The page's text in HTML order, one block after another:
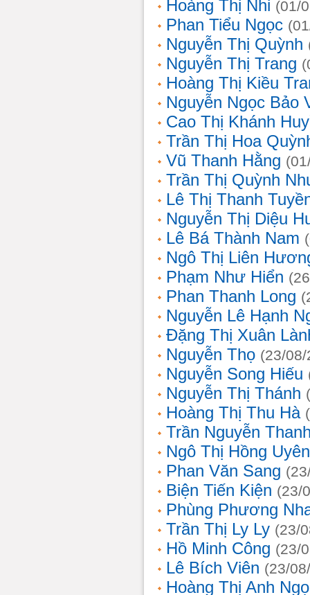
Hoàng Thị Nhi (01/
Phan Tiểu Ngọc
Nguyễn Thị Quỳnh
Nguyễn Thị Trang
Hoàng Thị Kiều
Nguyễn Ngọc Bảo
Cao Thị Khánh
Trần Thị Hoa
Vũ Thanh Hằng
Trần Thị Quỳnh
Lê Thị Thanh
Nguyễn Thị Diệu
Lê Bá Thành Nam
Ngô Thị Liên
Phạm Như Hiển
Phan Thanh Long
Nguyễn Lê Hạnh
Đặng Thị Xuân
Nguyễn Thọ (23/
Nguyễn Song Hiếu
Nguyễn Thị Thánh
Hoàng Thị Thu Hà
Trần Nguyễn
Ngô Thị Hồng Uyên
Phan Văn Sang
Biện Tiến Kiện (23/
Phùng Phương
Trần Thị Ly Ly (23/
Hồ Minh Công (23/
Lê Bích Viên (23/
Hoàng Thị Anh